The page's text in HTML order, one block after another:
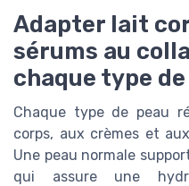
Adapter lait
sérums au
chaque type de
Chaque type de peau
corps, aux crèmes et
Une peau normale
qui assure une